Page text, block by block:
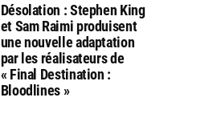
Désolation : Stephen King
et Sam Raimi produisent
une nouvelle adaptation
par les réalisateurs de
« Final Destination :
Bloodlines »